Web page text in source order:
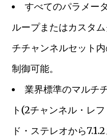
すべてのパラメー
ループまたはカスタ
チチャンネルセット
制御可能。
業界標準のマルチ
ト(2チャンネル・レ
ド・ステレオから